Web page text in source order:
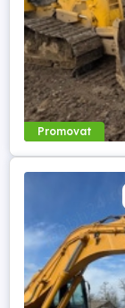
Promovat